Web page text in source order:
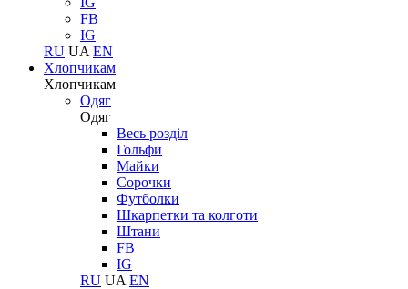
FB
IG
RU UA EN
Хлопчикам
Хлопчикам
Одяг
Одяг
Весь розділ
Гольфи
Майки
Сорочки
Футболки
Шкарпетки та колготи
Штани
FB
IG
RU UA EN